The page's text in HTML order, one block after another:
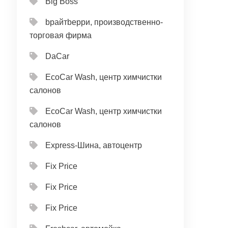
bрайтbерри, производственно-
торговая фирма
DaCar
EcoCar Wash, центр химчистки
салонов
EcoCar Wash, центр химчистки
салонов
Express-Шина, автоцентр
Fix Price
Fix Price
Fix Price